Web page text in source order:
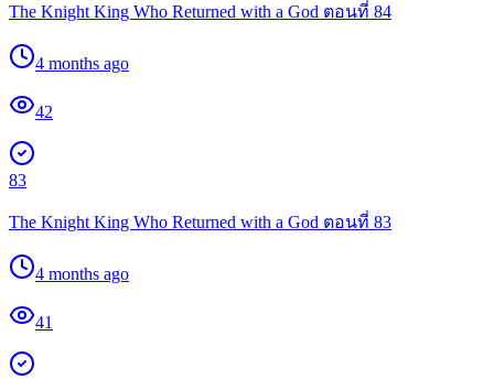
The Knight King Who Returned with a God ตอนที่ 84
4 months ago
42
83
The Knight King Who Returned with a God ตอนที่ 83
4 months ago
41